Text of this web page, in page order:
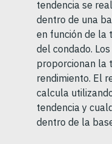
tendencia se
dentro de una
en función de la
del condado.
proporcionan la
rendimiento. El
calcula
tendencia y
dentro de la